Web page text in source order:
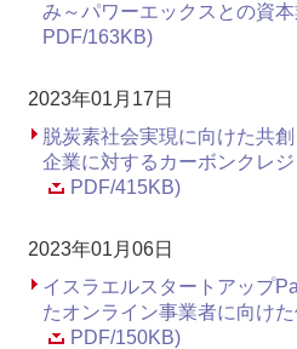
み～パワーエックスとの資
PDF/163KB)
2023年01月17日
脱炭素社会実現に向けた共
企業に対するカーボンクレ
PDF/415KB)
2023年01月06日
イスラエルスタートアップ
たオンライン事業者に向け
PDF/150KB)